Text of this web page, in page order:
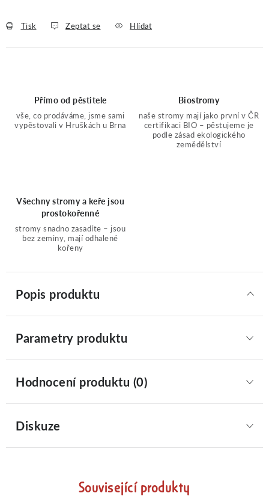
Tisk Zeptat se Hlídat
Přímo od pěstitele
vše, co prodáváme, jsme sami
vypěstovali v Hruškách u Brna
Biostromy
naše stromy mají jako první v ČR
certifikaci BIO – pěstujeme je
podle zásad ekologického
zemědělství
Všechny stromy a keře jsou
prostokořenné
stromy snadno zasadíte – jsou
bez zeminy, mají odhalené
kořeny
Popis produktu
Parametry produktu
Hodnocení produktu (0)
Diskuze
Související produkty